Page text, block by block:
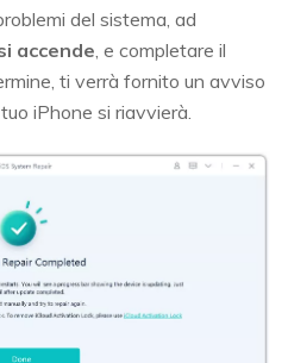
del sistema, ad
accende , e completare il
ti verrà fornito un avviso
iPhone si riavvierà.